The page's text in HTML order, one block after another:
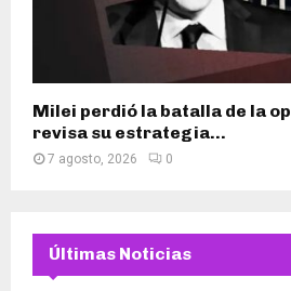
Milei perdió la batalla de la
revisa su estrategia...
7 agosto, 2026 0
Últimas Noticias